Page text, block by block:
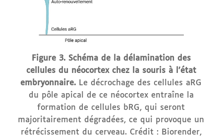
Figure 3. Schéma de la délamination des
cellules du néocortex chez la souris à l’état
embryonnaire. Le décrochage des cellules aRG
du pôle apical de ce néocortex entraîne la
formation de cellules bRG, qui seront
majoritairement dégradées, ce qui provoque un
rétrécissement du cerveau. Crédit : Biorender,